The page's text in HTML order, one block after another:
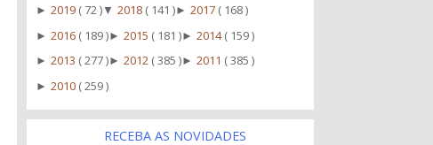
►2019 ( 72 ) ▼2018 ( 141 )►2017 ( 168 )
►2016 ( 189 )►2015 ( 181 )►2014( 159 )
►2013 ( 277 )►2012 ( 385 )►2011 ( 385 )
►2010 ( 259 )
RECEBA AS NOVIDADES